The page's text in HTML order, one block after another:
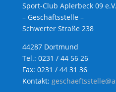
Sport-Club Aplerbeck 09 e.V.
– Geschäftsstelle –
Schwerter Straße 238
44287 Dortmund
Tel.: 0231 / 44 56 26
Fax: 0231 / 44 31 36
Kontakt: